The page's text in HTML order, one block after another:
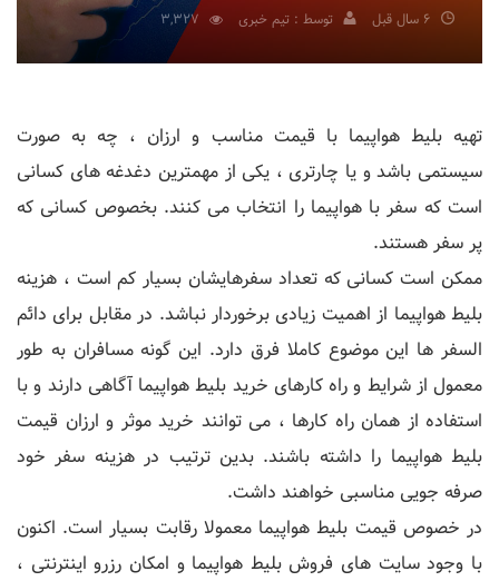
6 سال قبل توسط : تیم خبری
تهیه بلیط هواپیما با قیمت مناسب و ارزان ، چه به صورت
سیستمی باشد و یا چارتری ، یکی از مهمترین دغدغه های کسانی
است که سفر با هواپیما را انتخاب می کنند. بخصوص کسانی که
پر سفر هستند.
ممکن است کسانی که تعداد سفرهایشان بسیار کم است ، هزینه
بلیط هواپیما از اهمیت زیادی برخوردار نباشد. در مقابل برای دائم
السفر ها این موضوع کاملا فرق دارد. این گونه مسافران به طور
معمول از شرایط و راه کارهای خرید بلیط هواپیما آگاهی دارند و با
استفاده از همان راه کارها ، می توانند خرید موثر و ارزان قیمت
بلیط هواپیما را داشته باشند. بدین ترتیب در هزینه سفر خود
صرفه جویی مناسبی خواهند داشت.
در خصوص قیمت بلیط هواپیما معمولا رقابت بسیار است. اکنون
با وجود سایت های فروش بلیط هواپیما و امکان رزرو اینترنتی ،